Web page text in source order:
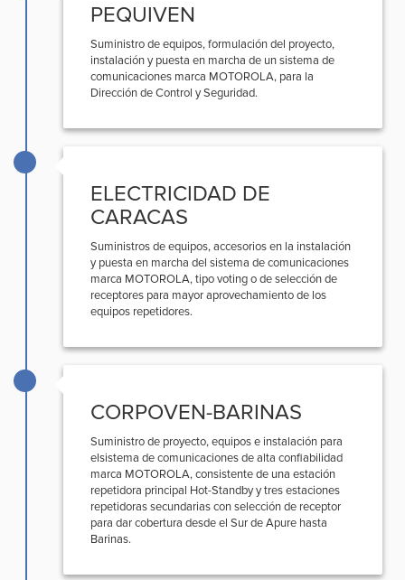
PEQUIVEN
Suministro de equipos, formulación del proyecto,
instalación y puesta en marcha de un sistema de
comunicaciones marca MOTOROLA, para la
Dirección de Control y Seguridad.
ELECTRICIDAD DE
CARACAS
Suministros de equipos, accesorios en la instalación
y puesta en marcha del sistema de comunicaciones
marca MOTOROLA, tipo voting o de selección de
receptores para mayor aprovechamiento de los
equipos repetidores.
CORPOVEN-BARINAS
Suministro de proyecto, equipos e instalación para
elsistema de comunicaciones de alta confiabilidad
marca MOTOROLA, consistente de una estación
repetidora principal Hot-Standby y tres estaciones
repetidoras secundarias con selección de receptor
para dar cobertura desde el Sur de Apure hasta
Barinas.